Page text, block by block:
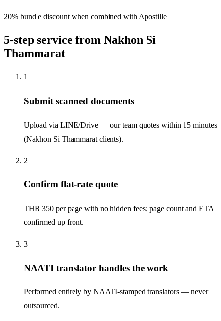
20% bundle discount when combined with Apostille
5-step service from Nakhon Si
Thammarat
1
Submit scanned documents
Upload via LINE/Drive — our team quotes within 15 minutes
(Nakhon Si Thammarat clients).
2
Confirm flat-rate quote
THB 350 per page with no hidden fees; page count and ETA
confirmed up front.
3
NAATI translator handles the work
Performed entirely by NAATI-stamped translators — never
outsourced.